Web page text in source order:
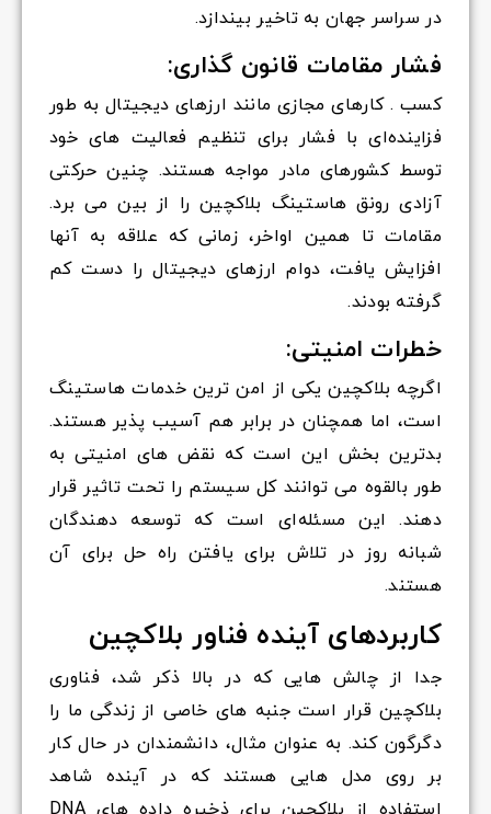
در سراسر جهان به تاخیر بیندازد.
فشار مقامات قانون گذاری:
کسب . کارهای مجازی مانند ارزهای دیجیتال به طور
فزاینده‌ای با فشار برای تنظیم فعالیت های خود
توسط کشورهای مادر مواجه هستند. چنین حرکتی
آزادی رونق هاستینگ بلاکچین را از بین می برد.
مقامات تا همین اواخر، زمانی که علاقه به آنها
افزایش یافت، دوام ارزهای دیجیتال را دست کم
گرفته بودند.
خطرات امنیتی:
اگرچه بلاکچین یکی از امن ترین خدمات هاستینگ
است، اما همچنان در برابر هم آسیب پذیر هستند.
بدترین بخش این است که نقض های امنیتی به
طور بالقوه می توانند کل سیستم را تحت تاثیر قرار
دهند. این مسئله‌ای است که توسعه دهندگان
شبانه روز در تلاش برای یافتن راه حل برای آن
هستند.
کاربردهای آینده فناور بلاکچین
جدا از چالش هایی که در بالا ذکر شد، فناوری
بلاکچین قرار است جنبه های خاصی از زندگی ما را
دگرگون کند. به عنوان مثال، دانشمندان در حال کار
بر روی مدل هایی هستند که در آینده شاهد